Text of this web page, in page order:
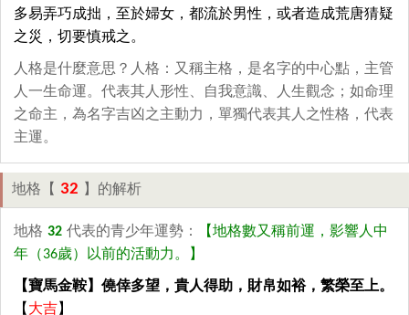
多易弄巧成拙，至於婦女，都流於男性，或者造成荒唐猜疑
之災，切要慎戒之。
人格是什麼意思？人格：又稱主格，是名字的中心點，主管
人一生命運。代表其人形性、自我意識、人生觀念；如命理
之命主，為名字吉凶之主動力，單獨代表其人之性格，代表
主運。
地格【 32 】的解析
地格 32 代表的青少年運勢：
【地格數又稱前運，影響人中
年（36歲）以前的活動力。】
【寶馬金鞍】僥倖多望，貴人得助，財帛如裕，繁榮至上。
【 大吉】